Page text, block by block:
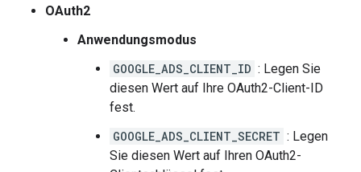
OAuth2
Anwendungsmodus
GOOGLE_ADS_CLIENT_ID : Legen Sie
diesen Wert auf Ihre OAuth2-Client-ID
fest.
GOOGLE_ADS_CLIENT_SECRET : Legen
Sie diesen Wert auf Ihren OAuth2-